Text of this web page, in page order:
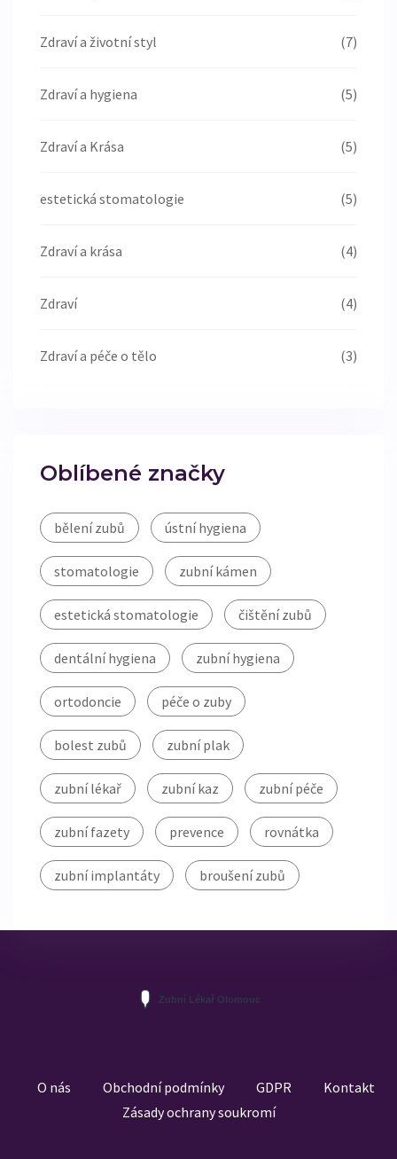
Zdraví a životní styl (7)
Zdraví a hygiena (5)
Zdraví a Krása (5)
estetická stomatologie (5)
Zdraví a krása (4)
Zdraví (4)
Zdraví a péče o tělo (3)
Oblíbené značky
bělení zubů ústní hygiena
stomatologie zubní kámen
estetická stomatologie čištění zubů
dentální hygiena zubní hygiena
ortodoncie péče o zuby
bolest zubů zubní plak
zubní lékař zubní kaz zubní péče
zubní fazety prevence rovnátka
zubní implantáty broušení zubů
O nás Obchodní podmínky GDPR
Kontakt
Zásady ochrany soukromí